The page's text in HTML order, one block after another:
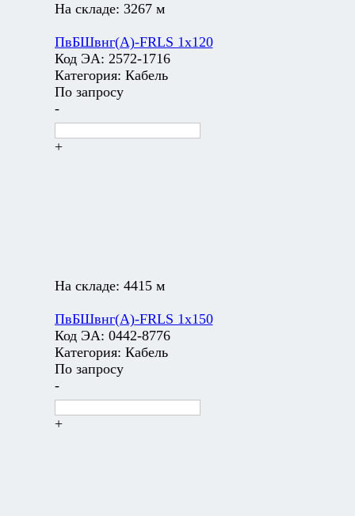
На складе: 3267 м
ПвБШвнг(А)-FRLS 1х120
Код ЭА: 2572-1716
Категория: Кабель
По запросу
-
+
На складе: 4415 м
ПвБШвнг(А)-FRLS 1х150
Код ЭА: 0442-8776
Категория: Кабель
По запросу
-
+